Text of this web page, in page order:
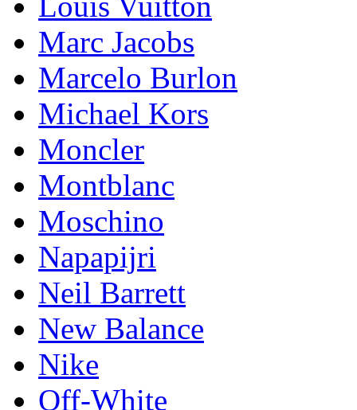
Marc Jacobs
Marcelo Burlon
Michael Kors
Mоnсlеr
Montblanc
Moschino
Napapijri
Neil Barrett
New Balance
Nike
Off-White